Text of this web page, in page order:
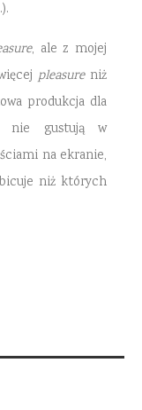
, ale z mojej
pleasure niż
produkcja dla
nie gustują w
na ekranie,
niż których